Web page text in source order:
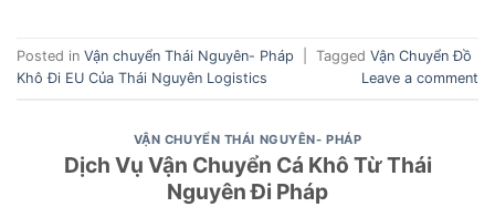
Posted in Vận chuyển Thái Nguyên- Pháp Tagged Vận Chuyển Đồ
Khô Đi EU Của Thái Nguyên Logistics
Leave a comment
VẬN CHUYỂN THÁI NGUYÊN- PHÁP
Dịch Vụ Vận Chuyển Cá Khô Từ Thái
Nguyên Đi Pháp